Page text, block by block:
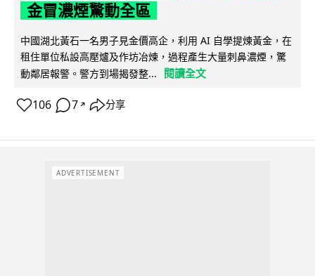
金冒濃煙驚動全區
中國湖北黃石一名男子見金價高企，利用 AI 自學提煉黃金，在
租住單位私設高壓爐及作坊冶煉，過程產生大量刺鼻濃煙，驚
動鄰居報警。警方到場揭發整...
閱讀全文
106 7 ↗ 分享
ADVERTISEMENT